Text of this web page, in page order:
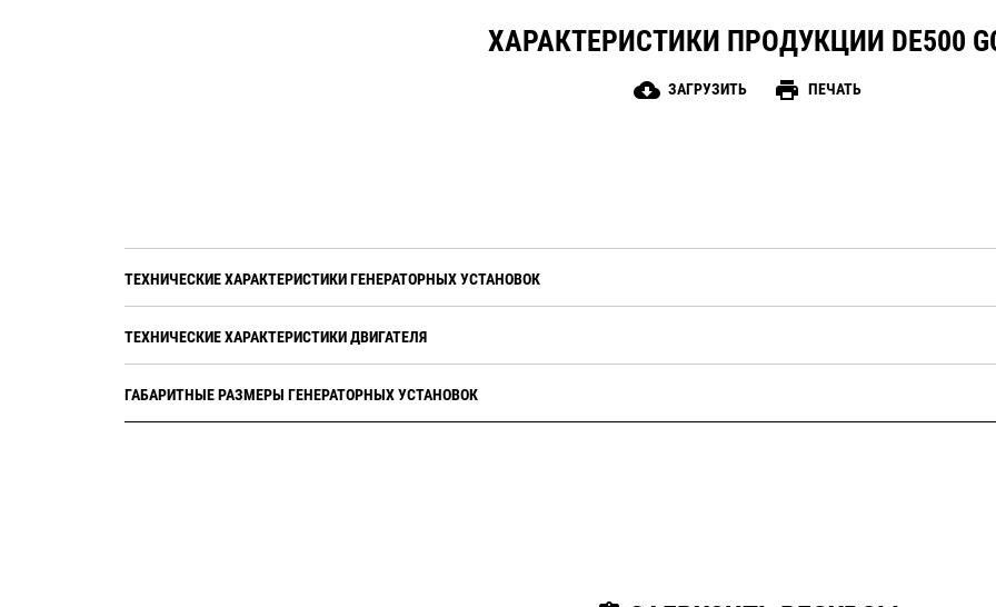
ХАРАКТЕРИСТИКИ ПРОДУКЦИИ DE500
cloud_download ЗАГРУЗИТЬ print ПЕЧАТЬ
ТЕХНИЧЕСКИЕ ХАРАКТЕРИСТИКИ ГЕНЕРАТОРНЫХ УСТАНОВОК
ТЕХНИЧЕСКИЕ ХАРАКТЕРИСТИКИ ДВИГАТЕЛЯ
ГАБАРИТНЫЕ РАЗМЕРЫ ГЕНЕРАТОРНЫХ УСТАНОВОК